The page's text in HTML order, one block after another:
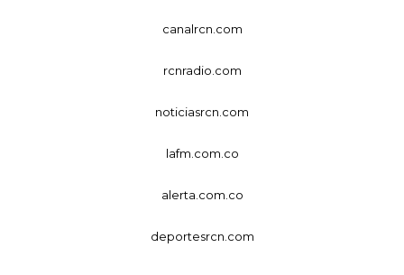
canalrcn.com
rcnradio.com
noticiasrcn.com
lafm.com.co
alerta.com.co
deportesrcn.com